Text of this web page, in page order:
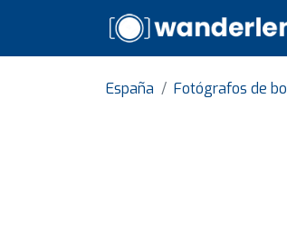
España Fotógrafos de